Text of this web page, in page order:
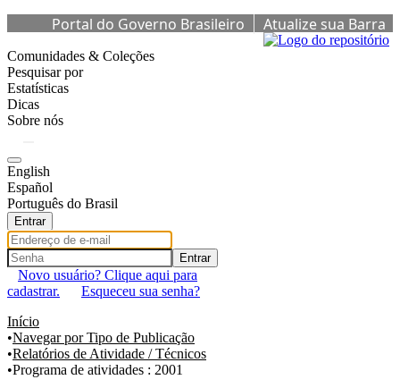
Portal do Governo Brasileiro
Atualize sua Barra
Comunidades & Coleções
Pesquisar por
Estatísticas
Dicas
Sobre nós
English
Español
Português do Brasil
Entrar
Entrar
Novo usuário? Clique aqui para
cadastrar.
Esqueceu sua senha?
Início
Navegar por Tipo de Publicação
Relatórios de Atividade / Técnicos
Programa de atividades : 2001